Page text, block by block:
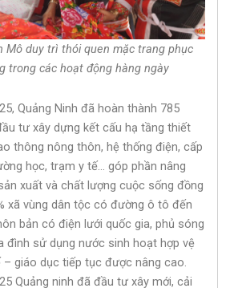
Mô duy trì thói quen mặc trang phục
trong các hoạt động hàng ngày
Quảng Ninh đã hoàn thành 785
tư xây dựng kết cấu hạ tầng thiết
thông nông thôn, hệ thống điện, cấp
học, trạm y tế… góp phần nâng
xuất và chất lượng cuộc sống đồng
xã vùng dân tộc có đường ô tô đến
bản có điện lưới quốc gia, phủ sóng
đình sử dụng nước sinh hoạt hợp vệ
– giáo dục tiếp tục được nâng cao.
Quảng ninh đã đầu tư xây mới, cải